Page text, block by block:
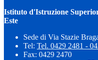
Istituto d'Istruzione
Este
Sede di Via Stazie
Tel: Tel. 0429 2481 -
Fax: 0429 2470